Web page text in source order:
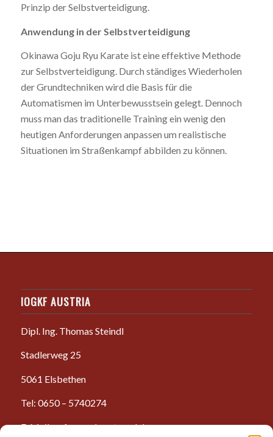
Prinzip der Selbstverteidigung.
Anwendung in der Selbstverteidigung
Okinawa Goju Ryu Karate ist eine effektive Methode
zur Selbstverteidigung. Durch ständiges Wiederholen
der Grundtechniken wird die Basis für die
Automatismen im Unterbewusstsein gelegt. Dennoch
muss man das traditionelle Training ein wenig den
heutigen Anforderungen anpassen um realistische
Situationen im Straßenkampf abbilden zu können.
IOGKF AUSTRIA
Dipl. Ing. Thomas Steindl
Stadlerweg 25
5061 Elsbethen
Tel: 0650 – 5740274
E-Mail: anfrage@karate-salzburg.com